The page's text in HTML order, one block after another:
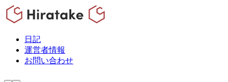
日記
運営者情報
お問い合わせ